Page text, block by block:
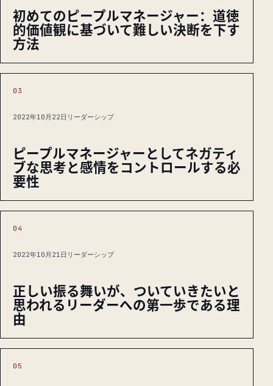
初めてのピープルマネージャー：道徳
的価値観に基づいて難しい決断を下す
方法
03
2022年10月22日 リーダーシップ
ピープルマネージャーとしてネガティ
ブな思考と感情をコントロールする必
要性
04
2022年10月21日 リーダーシップ
正しい振る舞いが、ついていきたいと
思われるリーダーへの第一歩である理
由
05